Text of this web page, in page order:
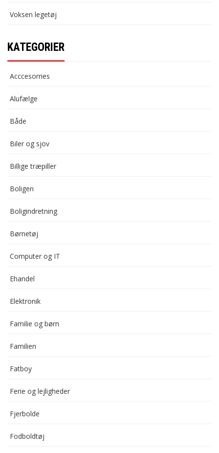
Voksen legetøj
KATEGORIER
Acccesorries
Alufælge
Både
Biler og sjov
Billige træpiller
Boligen
Boligindretning
Børnetøj
Computer og IT
Ehandel
Elektronik
Familie og børn
Familien
Fatboy
Ferie og lejligheder
Fjerbolde
Fodboldtøj